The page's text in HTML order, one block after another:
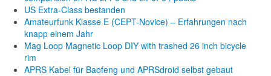
US Extra-Class bestanden
Amateurfunk Klasse E (CEPT-Novice) – Erfahrungen nach
knapp einem Jahr
Mag Loop Magnetic Loop DIY with trashed 26 inch bicycle
rim
APRS Kabel für Baofeng und APRSdroid selbst gebaut